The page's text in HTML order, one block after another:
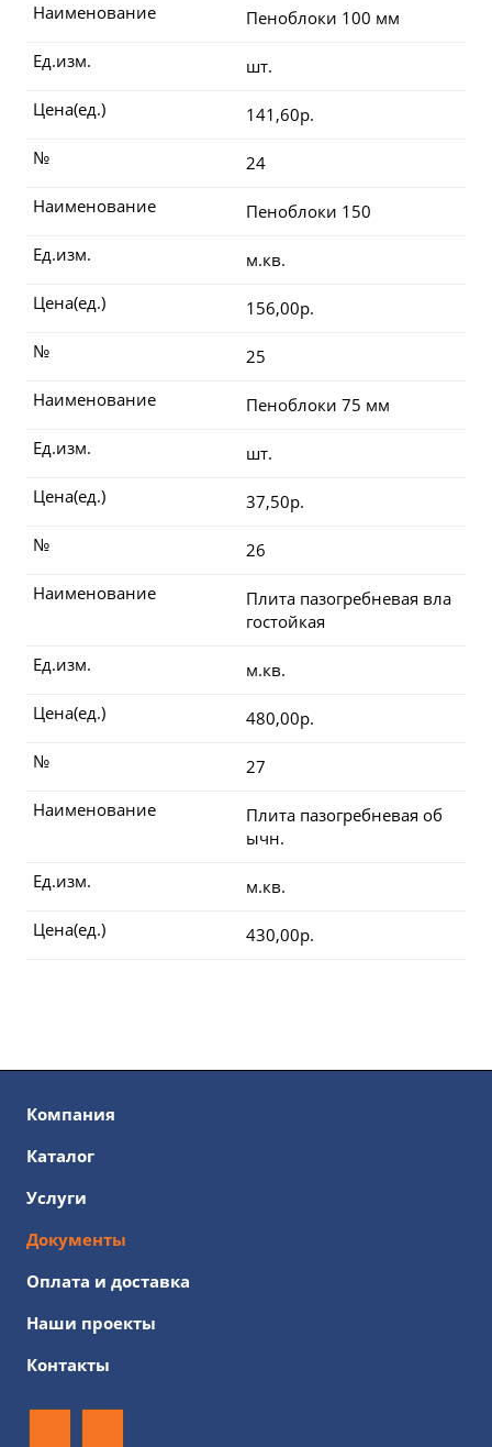
Пеноблоки 100 мм
Наименование
шт.
Ед.изм.
141,60р.
Цена(ед.)
24
№
Пеноблоки 150
Наименование
м.кв.
Ед.изм.
156,00р.
Цена(ед.)
25
№
Пеноблоки 75 мм
Наименование
шт.
Ед.изм.
37,50р.
Цена(ед.)
26
№
Плита пазогребневая вла
гостойкая
Наименование
м.кв.
Ед.изм.
480,00р.
Цена(ед.)
27
№
Плита пазогребневая об
ычн.
Наименование
м.кв.
Ед.изм.
430,00р.
Цена(ед.)
Компания
Каталог
Услуги
Документы
Оплата и доставка
Наши проекты
Контакты